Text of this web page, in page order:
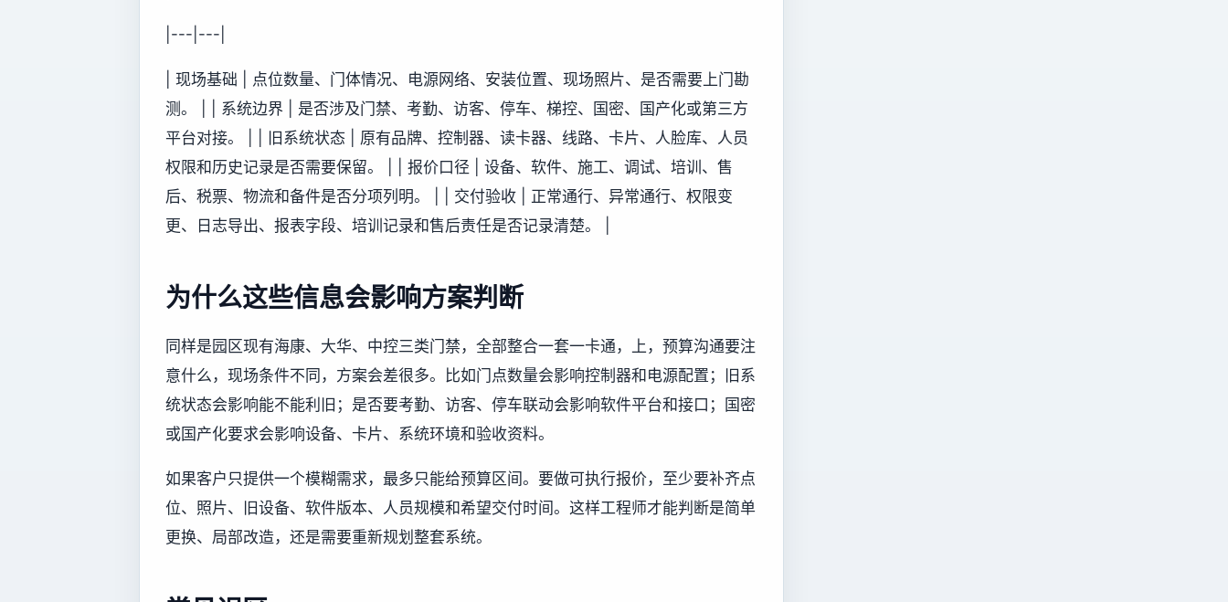
|---|---|
| 现场基础 | 点位数量、门体情况、电源网络、安装位置、现场照片、是否需要上门勘
测。 | | 系统边界 | 是否涉及门禁、考勤、访客、停车、梯控、国密、国产化或第三方
平台对接。 | | 旧系统状态 | 原有品牌、控制器、读卡器、线路、卡片、人脸库、人员
权限和历史记录是否需要保留。 | | 报价口径 | 设备、软件、施工、调试、培训、售
后、税票、物流和备件是否分项列明。 | | 交付验收 | 正常通行、异常通行、权限变
更、日志导出、报表字段、培训记录和售后责任是否记录清楚。 |
为什么这些信息会影响方案判断
同样是园区现有海康、大华、中控三类门禁，全部整合一套一卡通，上，预算沟通要注
意什么，现场条件不同，方案会差很多。比如门点数量会影响控制器和电源配置；旧系
统状态会影响能不能利旧；是否要考勤、访客、停车联动会影响软件平台和接口；国密
或国产化要求会影响设备、卡片、系统环境和验收资料。
如果客户只提供一个模糊需求，最多只能给预算区间。要做可执行报价，至少要补齐点
位、照片、旧设备、软件版本、人员规模和希望交付时间。这样工程师才能判断是简单
更换、局部改造，还是需要重新规划整套系统。